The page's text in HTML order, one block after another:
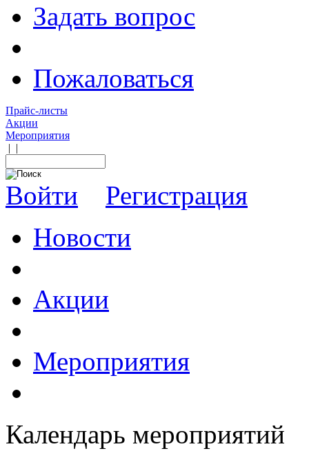
Задать вопрос
Пожаловаться
Прайс-листы
Акции
Мероприятия
| |
Войти
Регистрация
Новости
Акции
Мероприятия
Календарь мероприятий